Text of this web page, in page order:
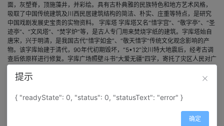
面，灰塑脊，顶施藻井，并彩绘。具有古朴典雅的民族特色和地方艺术风格，
吸取了中国传统建筑及川西民居建筑结构的简洁、朴实、庄重等特点，是研究
中国戏剧发展史宝贵的实物资料。 字库塔 字库塔又名“惜字宫”、“敬字亭”、“圣
迹亭”、“文风塔”、“焚字炉”等，是古人专门用来焚烧字纸的建筑。字库塔始自
唐宋，兴于明清，是我国古代“惜字如金”、“敬天惜字”传统文化观念影响的产
物。该字库始建于清代，90年代初期毁坏，“5•12”汶川特大地震后，经考古调
查后依原样进行修复。字库广场照壁斗书“大爱无疆”四字，寄托了灾区人民对广
东佛山同胞鼎力相助、携手共建的感激之情。 水磨亭 水磨作为中国古代传统的
生活用具，最早记载于晋代，汉代以后蓬勃发展，三国时期多功能水磨机具已
以给吏禄而已”。该水磨为明晚期建造，距今有400余年历史。它是水磨古镇以
传统农业为主导产业的历史缩影，也是古岷江流域农耕文化的真实写照。
水磨羌城占地面积61117平方米，是灾后重建的民心工程，建筑结构9度设
防，把羌寨建筑的石结构、泥结构、石木结构、木结构等建筑方式综合运用，
提示
{ "readyState": 0, "status": 0, "statusText": "error" }
确定